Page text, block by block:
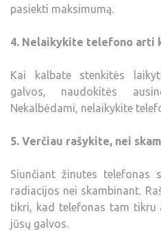
pasiekti maksimumą.
4. Nelaikykite telefono arti
Kai kalbate stenkitės
galvos, naudokitės
Nekalbėdami, nelaikykite
5. Verčiau rašykite, nei
Siunčiant žinutes telefonas
radiacijos nei skambinant.
tikri, kad telefonas tam tikru
jūsų galvos.